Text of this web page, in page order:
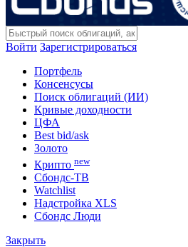
Войти Зарегистрироваться
Портфель
Консенсусы
Поиск облигаций (ИИ)
Кривые доходности
ЦФА
Best bid/ask
Золото
Крипто new
Сбондс-ТВ
Watchlist
Надстройка XLS
Сбондс Люди
Закрыть